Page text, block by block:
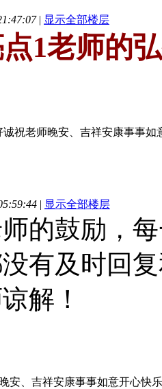
| 显示全部楼层
1老师的
诚祝老师晚安、吉祥安康事事
| 显示全部楼层
的鼓励，
有及时回
解！
安、吉祥安康事事如意开心快